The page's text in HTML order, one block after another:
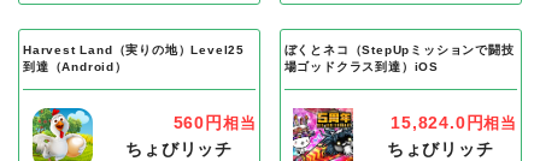
Harvest Land（実りの地）Level25
到達（Android）
560円 相当
ちょびリッチ
ぼくとネコ（StepUpミッションで闘技
場ゴッドクラス到達）iOS
15,824.0円相当
ちょびリッチ